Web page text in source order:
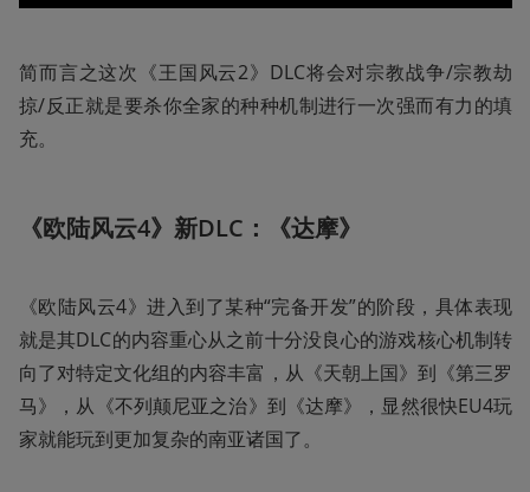
简而言之这次《王国风云2》DLC将会对宗教战争/宗教劫
掠/反正就是要杀你全家的种种机制进行一次强而有力的填
充。
《欧陆风云4》新DLC：《达摩》
《欧陆风云4》进入到了某种“完备开发”的阶段，具体表现
就是其DLC的内容重心从之前十分没良心的游戏核心机制转
向了对特定文化组的内容丰富，从《天朝上国》到《第三罗
马》，从《不列颠尼亚之治》到《达摩》，显然很快EU4玩
家就能玩到更加复杂的南亚诸国了。